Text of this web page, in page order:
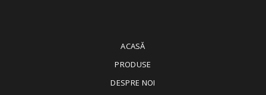
ACASĂ
PRODUSE
DESPRE NOI